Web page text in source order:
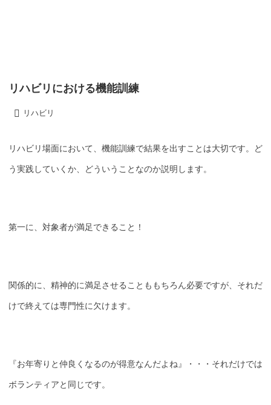
リハビリにおける機能訓練
リハビリ
リハビリ場面において、機能訓練で結果を出すことは大切です。ど
う実践していくか、どういうことなのか説明します。
第一に、対象者が満足できること！
関係的に、精神的に満足させることももちろん必要ですが、それだ
けで終えては専門性に欠けます。
『お年寄りと仲良くなるのが得意なんだよね』・・・それだけでは
ボランティアと同じです。